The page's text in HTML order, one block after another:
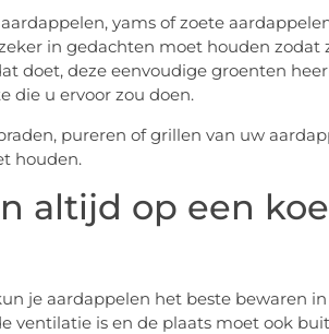
yams of zoete
in gedachten moet houden zodat
doet, deze eenvoudige groenten
die u ervoor zou doen.
pureren of grillen van uw
houden.
altijd op een
je aardappelen het beste bewaren in
ventilatie is en de plaats moet ook